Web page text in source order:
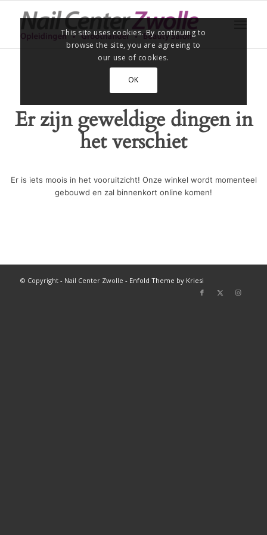
Er zijn geweldige dingen in
het verschiet
Er is iets moois in het vooruitzicht! Onze winkel wordt momenteel
gebouwd en zal binnenkort online komen!
© Copyright - Nail Center Zwolle - Enfold Theme by Kriesi
This site uses cookies. By continuing to
browse the site, you are agreeing to
our use of cookies.
OK